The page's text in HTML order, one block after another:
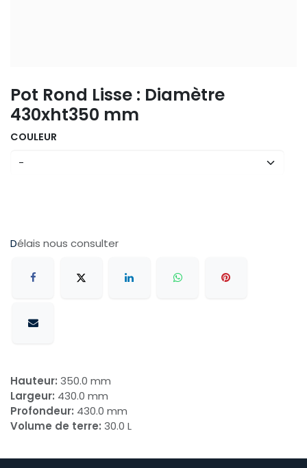
Pot Rond Lisse : Diamètre
430xht350 mm
COULEUR
Délais nous consulter
Hauteur: 350.0 mm
Largeur: 430.0 mm
Profondeur: 430.0 mm
Volume de terre: 30.0 L